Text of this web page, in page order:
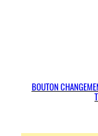
BOUTON